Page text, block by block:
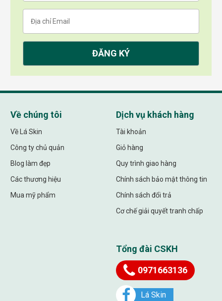
Về chúng tôi
Về Lá Skin
Công ty chủ quản
Blog làm đẹp
Các thương hiệu
Mua mỹ phẩm
Dịch vụ khách hàng
Tài khoản
Giỏ hàng
Quy trình giao hàng
Chính sách bảo mật thông tin
Chính sách đổi trả
Cơ chế giải quyết tranh chấp
Tổng đài CSKH
0971663136
Lá Skin